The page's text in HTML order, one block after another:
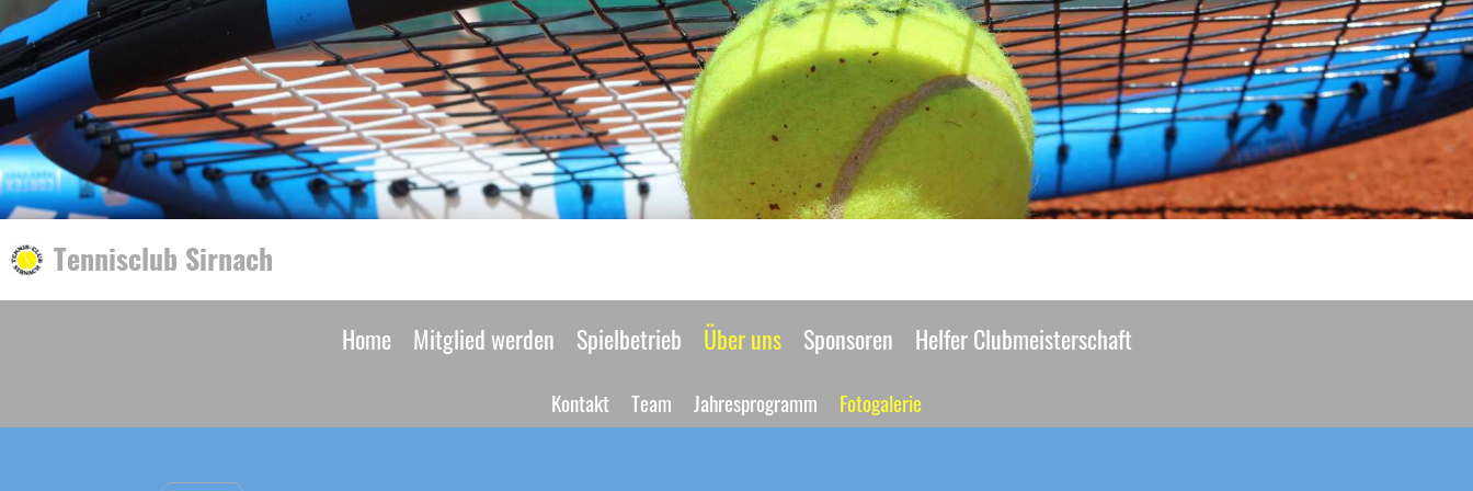
Tennisclub Sirnach
Home Mitglied werden Spielbetrieb Über uns Sponsoren Helfer Clubmeisterschaft
Kontakt Team Jahresprogramm Fotogalerie